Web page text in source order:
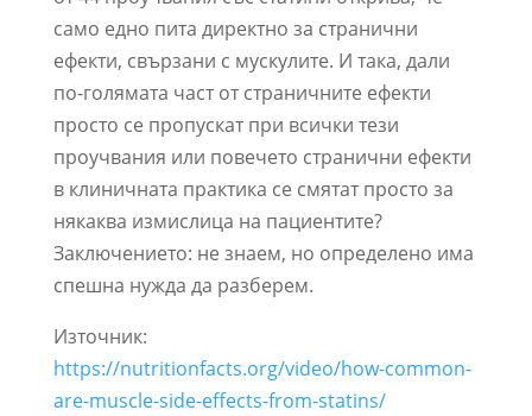
само едно пита директно за странични
ефекти, свързани с мускулите. И така, дали
по-голямата част от страничните ефекти
просто се пропускат при всички тези
проучвания или повечето странични ефекти
в клиничната практика се смятат просто за
някаква измислица на пациентите?
Заключението: не знаем, но определено има
спешна нужда да разберем.
Източник:
https://nutritionfacts.org/video/how-common-
are-muscle-side-effects-from-statins/